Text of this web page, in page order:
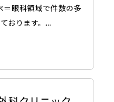
眼科領域で件数の多
おります。…